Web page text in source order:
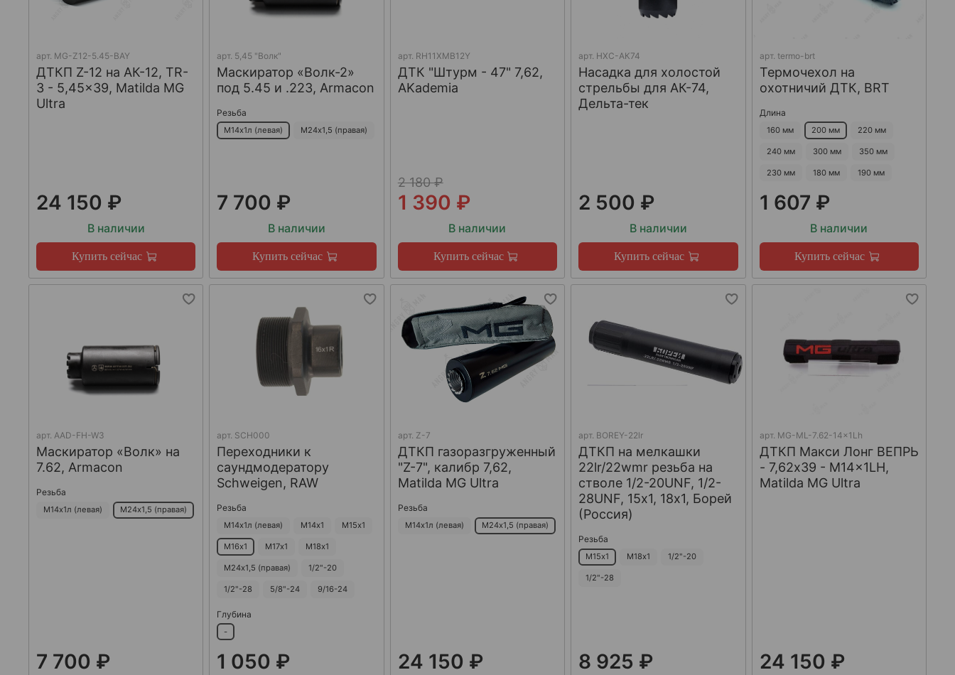
арт. MG-Z12-5.45-BAY
ДТКП Z-12 на АК-12, TR-
3 - 5,45x39, Matilda MG
Ultra
24 150 ₽
В наличии
Купить сейчас
арт. 5,45 "Волк"
Маскиратор «Волк-2»
под 5.45 и .223, Armacon
Резьба
М14х1л (левая) М24х1,5 (правая)
7 700 ₽
В наличии
Купить сейчас
арт. RH11XMB12Y
ДТК "Штурм - 47" 7,62,
AKademia
2 180 ₽
1 390 ₽
В наличии
Купить сейчас
арт. НХС-АК74
Насадка для холостой
стрельбы для АК-74,
Дельта-тек
2 500 ₽
В наличии
Купить сейчас
арт. termo-brt
Термочехол на
охотничий ДТК, BRT
Длина
160 мм 200 мм 220 мм
240 мм 300 мм 350 мм
230 мм 180 мм 190 мм
1 607 ₽
В наличии
Купить сейчас
арт. AAD-FH-W3
Маскиратор «Волк» на
7.62, Armacon
Резьба
М14х1л (левая) М24х1,5 (правая)
7 700 ₽
арт. SCH000
Переходники к
саундмодератору
Schweigen, RAW
Резьба
М14х1л (левая) М14х1 М15х1
М16х1 М17х1 М18х1
М24х1,5 (правая) 1/2"-20
1/2"-28 5/8"-24 9/16-24
Глубина
-
1 050 ₽
арт. Z-7
ДТКП газоразгруженный
"Z-7", калибр 7,62,
Matilda MG Ultra
Резьба
М14х1л (левая) М24х1,5 (правая)
24 150 ₽
арт. BOREY-22lr
ДТКП на мелкашки
22lr/22wmr резьба на
стволе 1/2-20UNF, 1/2-
28UNF, 15х1, 18х1, Борей
(Россия)
Резьба
М15х1 М18х1 1/2"-20
1/2"-28
8 925 ₽
арт. MG-ML-7.62-14x1Lh
ДТКП Макси Лонг ВЕПРЬ
- 7,62x39 - M14x1LH,
Matilda MG Ultra
24 150 ₽